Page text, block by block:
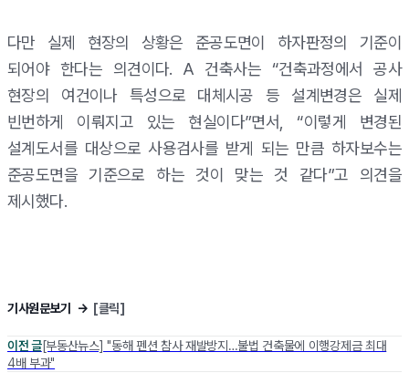
다만 실제 현장의 상황은 준공도면이 하자판정의 기준이
되어야 한다는 의견이다. A 건축사는 “건축과정에서 공사
현장의 여건이나 특성으로 대체시공 등 설계변경은 실제
빈번하게 이뤄지고 있는 현실이다”면서, “이렇게 변경된
설계도서를 대상으로 사용검사를 받게 되는 만큼 하자보수는
준공도면을 기준으로 하는 것이 맞는 것 같다”고 의견을
제시했다.
기사원문보기 → [클릭]
이전 글[부동산뉴스] "동해 펜션 참사 재발방지…불법 건축물에 이행강제금 최대
4배 부과"